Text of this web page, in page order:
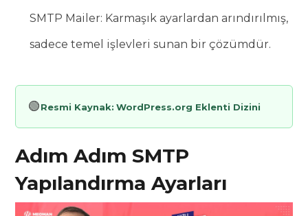
SMTP Mailer: Karmaşık ayarlardan arındırılmış,
sadece temel işlevleri sunan bir çözümdür.
🟢Resmi Kaynak: WordPress.org Eklenti Dizini
Adım Adım SMTP
Yapılandırma Ayarları